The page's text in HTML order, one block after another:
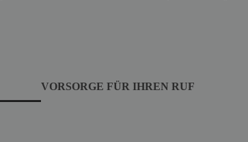
VORSORGE FÜR IHREN RUF